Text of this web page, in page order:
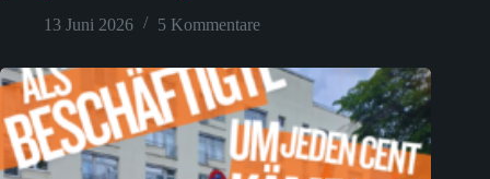
13 Juni 2026
5 Kommentare